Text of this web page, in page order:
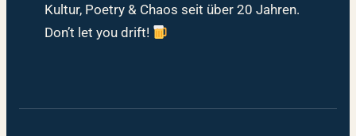
Kultur, Poetry & Chaos seit über 20 Jahren.
Don’t let you drift!